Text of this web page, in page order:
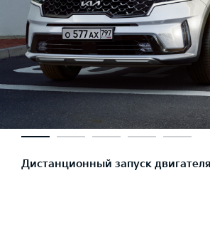
Дистанционный запуск двигателя